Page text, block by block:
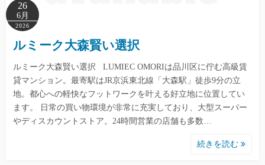
26
6月
2026
ルミーク大森賢い選択
ルミーク大森賢い選択 LUMIEC OMORIは品川区に佇む高級賃
貸マンション。最寄駅はJR京浜東北線「大森駅」徒歩9分の立
地。都心への軽快なフットワークを叶える好立地に位置してい
ます。 日常の買い物環境が非常に充実しており、大型スーパー
やディスカウントストア。24時間営業の店舗も多数…
続きを読む